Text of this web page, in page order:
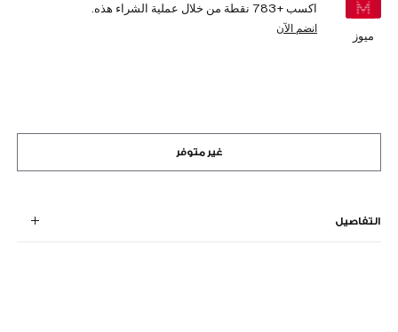
ميوز
اكسب +783 نقطة من خلال عملية الشراء هذه.
انضم الآن
غير متوفر
التفاصيل